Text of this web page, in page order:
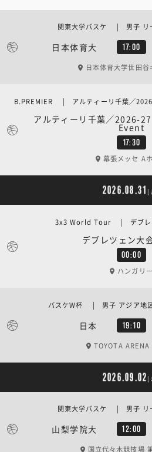
日本体育大 17:00
関東大学バスケ | 男子 リ
日本体育大学世田谷
17:30
アルティーリ千葉／2026-
Event
B.PREMIER | アルティーリ千葉／
幕張メッセ A
2026.08.31 [
00:00
デブレツェン大
3x3 World Tour | デブレ
ハンガリー
日本 19:10
バスケW杯 | 男子 アジア地
TOYOTA ARENA
2026.09.02 [
山梨学院大 12:00
関東大学バスケ | 男子 リ
国立代々木競技場